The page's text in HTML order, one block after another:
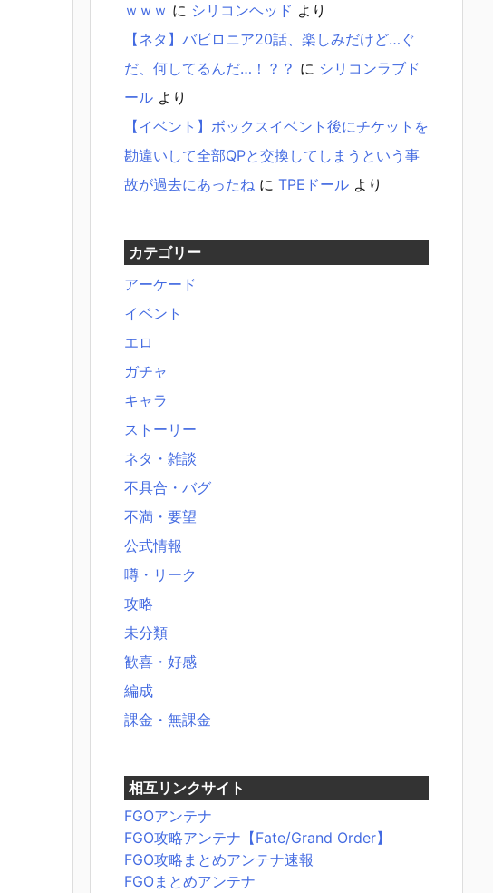
ｗｗｗ に シリコンヘッド より
【ネタ】バビロニア20話、楽しみだけど…ぐ
だ、何してるんだ…！？？ に シリコンラブド
ール より
【イベント】ボックスイベント後にチケットを
勘違いして全部QPと交換してしまうという事
故が過去にあったね に TPEドール より
カテゴリー
アーケード
イベント
エロ
ガチャ
キャラ
ストーリー
ネタ・雑談
不具合・バグ
不満・要望
公式情報
噂・リーク
攻略
未分類
歓喜・好感
編成
課金・無課金
相互リンクサイト
FGOアンテナ
FGO攻略アンテナ【Fate/Grand Order】
FGO攻略まとめアンテナ速報
FGOまとめアンテナ